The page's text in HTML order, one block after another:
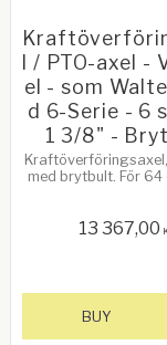
l / PTO-axel -
el - som
d 6-Serie - 6
1 3/8" -
med brytbult.​ För 64
info nedan!
13 367,00
BUY